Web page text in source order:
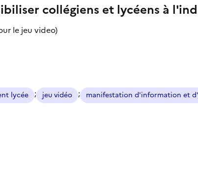
collégiens et lycéens à
le jeu video)
lycée ; jeu vidéo ; manifestation d'information et